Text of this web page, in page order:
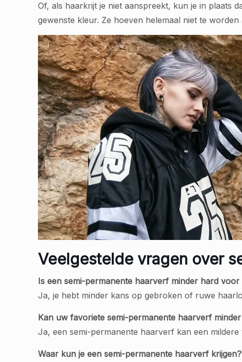
Of, als haarkrijt je niet aanspreekt, kun je in plaats
gewenste kleur. Ze hoeven helemaal niet te
Veelgestelde vragen over
Is een semi-permanente haarverf minder hard voor
Ja, je hebt minder kans op gebroken of ruwe
Kan uw favoriete semi-permanente haarverf
Ja, een semi-permanente haarverf kan een
Waar kun je een semi-permanente haarverf krijgen?